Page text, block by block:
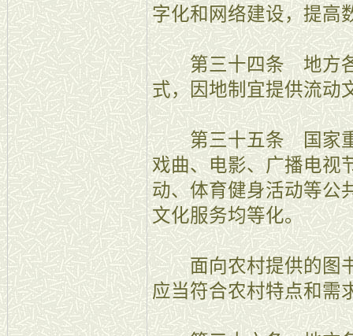
字化和网络建设，提高
第三十四条 地方各
式，因地制宜提供流动
第三十五条 国家重
戏曲、电影、广播电视
动、体育健身活动等公
文化服务均等化。
面向农村提供的图书
应当符合农村特点和需